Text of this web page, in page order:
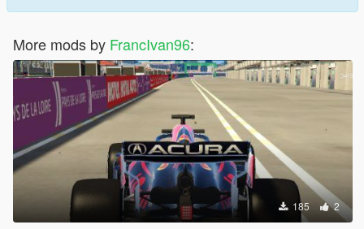
More mods by FrancIvan96:
185 2